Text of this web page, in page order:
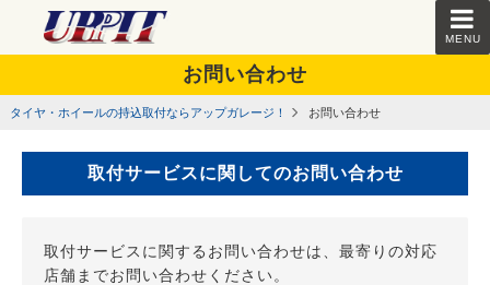
MENU
お問い合わせ
タイヤ・ホイールの持込取付ならアップガレージ！ お問い合わせ
取付サービスに関してのお問い合わせ
取付サービスに関するお問い合わせは、最寄りの対応
店舗までお問い合わせください。